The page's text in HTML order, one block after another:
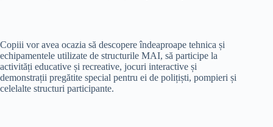
Copiii vor avea ocazia să descopere îndeaproape tehnica și
echipamentele utilizate de structurile MAI, să participe la
activități educative și recreative, jocuri interactive și
demonstrații pregătite special pentru ei de polițiști, pompieri și
celelalte structuri participante.